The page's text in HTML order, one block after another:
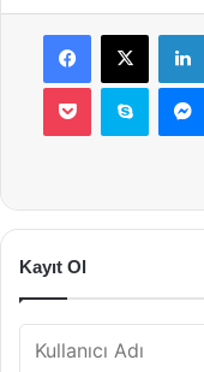
Facebook
X
Pocket Skype
Kayıt Ol